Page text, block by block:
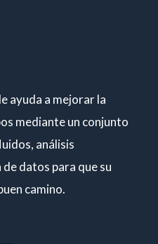
ayuda a mejorar la
mediante un conjunto
análisis
datos para que su
camino.